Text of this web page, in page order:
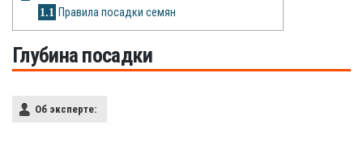
1.1 Правила посадки семян
Глубина посадки
Об эксперте: